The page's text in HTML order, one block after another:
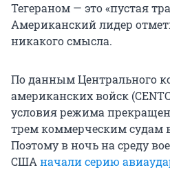
Тегераном — это «пустая
Американский лидер
никакого смысла.
По данным Центрального
американских войск
условия режима
трем коммерческим судам
Поэтому в ночь на среду
СШАначали серию